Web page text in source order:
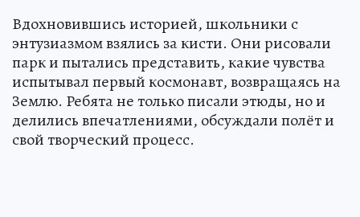
Вдохновившись историей, школьники с
энтузиазмом взялись за кисти. Они рисовали
парк и пытались представить, какие чувства
испытывал первый космонавт, возвращаясь на
Землю. Ребята не только писали этюды, но и
делились впечатлениями, обсуждали полёт и
свой творческий процесс.